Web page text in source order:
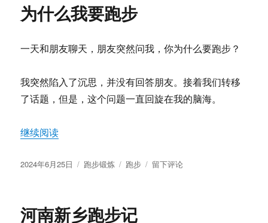
为什么我要跑步
一天和朋友聊天，朋友突然问我，你为什么要跑步？
我突然陷入了沉思，并没有回答朋友。接着我们转移
了话题，但是，这个问题一直回旋在我的脑海。
继续阅读“为什么我要跑步”
发
2024年6月25日
分
跑步锻炼
标
跑步
于
留下评论
河南新乡跑步记